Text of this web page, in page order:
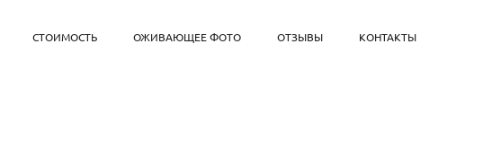
СТОИМОСТЬ ОЖИВАЮЩЕЕ ФОТО ОТЗЫВЫ КОНТАКТЫ